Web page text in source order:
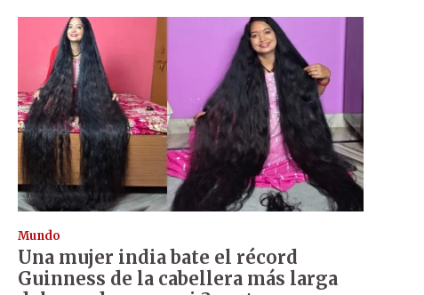
Mundo
Una mujer india bate el récord
Guinness de la cabellera más larga